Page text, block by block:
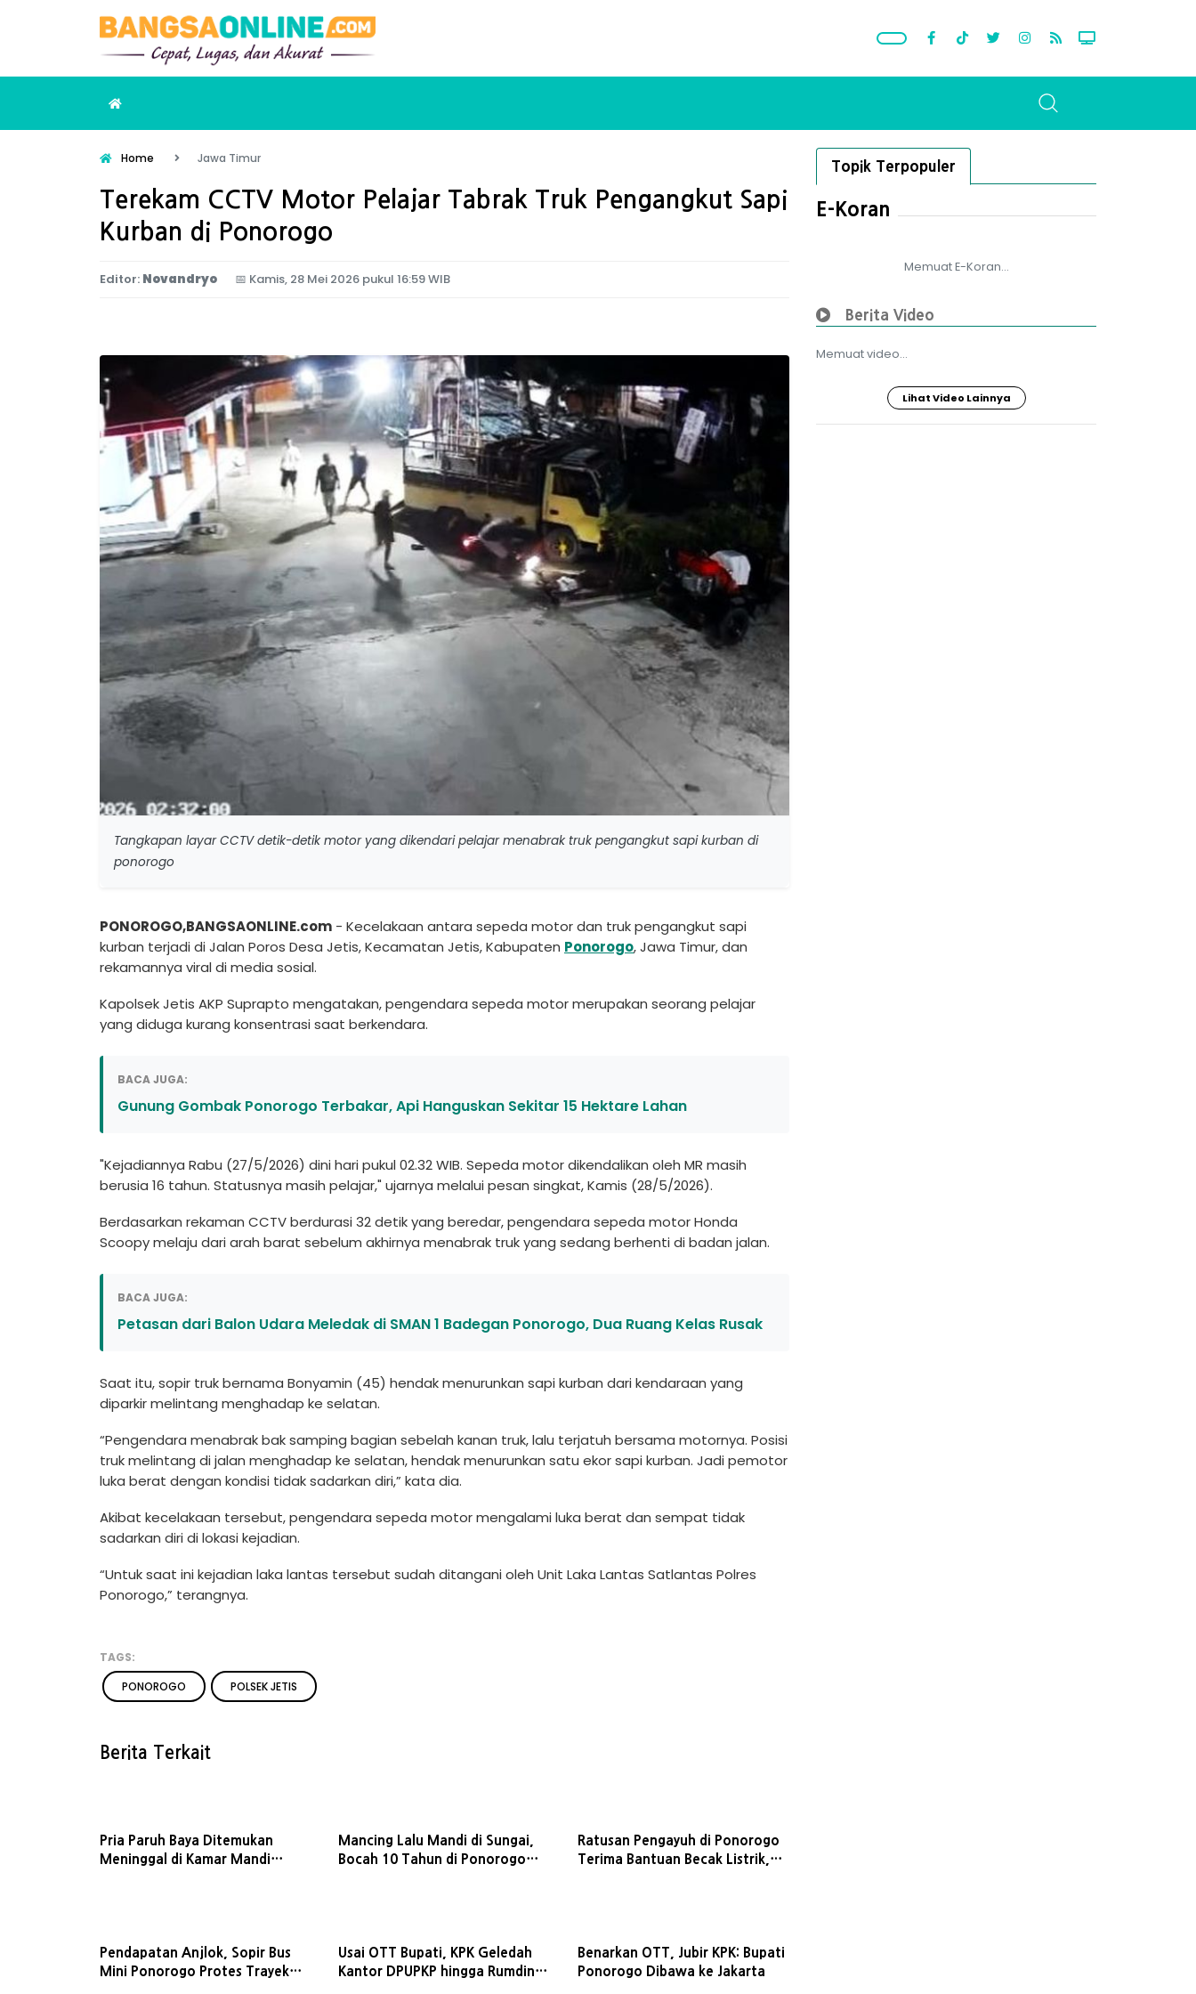
Home Jawa Timur
Terekam CCTV Motor Pelajar Tabrak Truk Pengangkut Sapi
Kurban di Ponorogo
Editor: Novandryo 📅 Kamis, 28 Mei 2026 pukul 16:59 WIB
Tangkapan layar CCTV detik-detik motor yang dikendari pelajar menabrak truk pengangkut sapi kurban di
ponorogo
PONOROGO,BANGSAONLINE.com - Kecelakaan antara sepeda motor dan truk pengangkut sapi
kurban terjadi di Jalan Poros Desa Jetis, Kecamatan Jetis, Kabupaten Ponorogo, Jawa Timur, dan
rekamannya viral di media sosial.
Kapolsek Jetis AKP Suprapto mengatakan, pengendara sepeda motor merupakan seorang pelajar
yang diduga kurang konsentrasi saat berkendara.
BACA JUGA:
Gunung Gombak Ponorogo Terbakar, Api Hanguskan Sekitar 15 Hektare Lahan
"Kejadiannya Rabu (27/5/2026) dini hari pukul 02.32 WIB. Sepeda motor dikendalikan oleh MR masih
berusia 16 tahun. Statusnya masih pelajar," ujarnya melalui pesan singkat, Kamis (28/5/2026).
Berdasarkan rekaman CCTV berdurasi 32 detik yang beredar, pengendara sepeda motor Honda
Scoopy melaju dari arah barat sebelum akhirnya menabrak truk yang sedang berhenti di badan jalan.
BACA JUGA:
Petasan dari Balon Udara Meledak di SMAN 1 Badegan Ponorogo, Dua Ruang Kelas Rusak
Saat itu, sopir truk bernama Bonyamin (45) hendak menurunkan sapi kurban dari kendaraan yang
diparkir melintang menghadap ke selatan.
“Pengendara menabrak bak samping bagian sebelah kanan truk, lalu terjatuh bersama motornya. Posisi
truk melintang di jalan menghadap ke selatan, hendak menurunkan satu ekor sapi kurban. Jadi pemotor
luka berat dengan kondisi tidak sadarkan diri,” kata dia.
Akibat kecelakaan tersebut, pengendara sepeda motor mengalami luka berat dan sempat tidak
sadarkan diri di lokasi kejadian.
“Untuk saat ini kejadian laka lantas tersebut sudah ditangani oleh Unit Laka Lantas Satlantas Polres
Ponorogo,” terangnya.
TAGS:
PONOROGO
POLSEK JETIS
Berita Terkait
Pria Paruh Baya Ditemukan
Meninggal di Kamar Mandi
Mancing Lalu Mandi di Sungai,
Bocah 10 Tahun di Ponorogo
Ratusan Pengayuh di Ponorogo
Terima Bantuan Becak Listrik,
Pendapatan Anjlok, Sopir Bus
Mini Ponorogo Protes Trayek
Usai OTT Bupati, KPK Geledah
Kantor DPUPKP hingga Rumdin
Benarkan OTT, Jubir KPK: Bupati
Ponorogo Dibawa ke Jakarta
Topik Terpopuler
E-Koran
Memuat E-Koran...
Berita Video
Memuat video...
Lihat Video Lainnya